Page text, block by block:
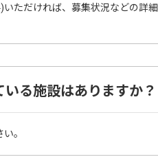
ただければ、募集状況などの詳
る施設はありますか？
。